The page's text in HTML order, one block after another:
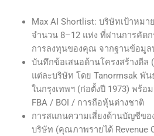
Max AI Shortlist: บริษัทเป้าหม
จำนวน 8–12 แห่ง ที่ผ่านการคัด
การลงทุนของคุณ จากฐานข้อมูล
บันทึกข้อเสนอด้านโครงสร้างดีล
แต่ละบริษัท โดย Tanormsak พั
ในกรุงเทพฯ (ก่อตั้งปี 1973) พร้
FBA / BOI / การถือหุ้นต่างชาติ
การสแกนความเสี่ยงด้านบัญชีขอ
บริษัท (คุณภาพรายได้ Revenue